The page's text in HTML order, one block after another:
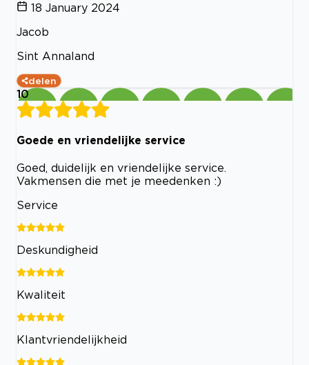
18 January 2024
Jacob
Sint Annaland
delen
10
Goede en vriendelijke service
Goed, duidelijk en vriendelijke service.
Vakmensen die met je meedenken :)
Service
Deskundigheid
Kwaliteit
Klantvriendelijkheid